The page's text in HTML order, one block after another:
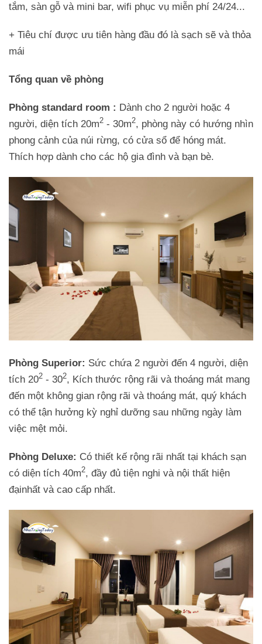
tắm, sàn gỗ và mini bar, wifi phục vụ miễn phí 24/24...
+ Tiêu chí được ưu tiên hàng đầu đó là sạch sẽ và thỏa
mái
Tổng quan về phòng
Phòng standard room : Dành cho 2 người hoặc 4
người, diện tích 20m2 - 30m2, phòng này có hướng nhìn
phong cảnh của núi rừng, có cửa sổ để hóng mát.
Thích hợp dành cho các hộ gia đình và bạn bè.
Phòng Superior: Sức chứa 2 người đến 4 người, diện
tích 202 - 302, Kích thước rộng rãi và thoáng mát mang
đến một không gian rộng rãi và thoáng mát, quý khách
có thể tận hưởng kỳ nghỉ dưỡng sau những ngày làm
việc mệt mỏi.
Phòng Deluxe: Có thiết kế rộng rãi nhất tại khách sạn
có diện tích 40m2, đầy đủ tiện nghi và nội thất hiện
đạinhất và cao cấp nhất.